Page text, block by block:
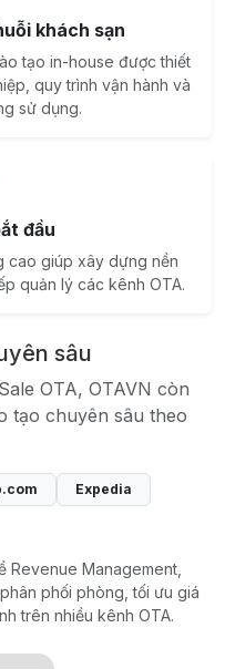
khách sạn
tạo in-house được thiết
quy trình vận hành và
sử dụng.
đầu
cao giúp xây dựng nền
quản lý các kênh OTA.
sâu
OTA, OTAVN còn
tạo chuyên sâu theo
Expedia
Management,
phối phòng, tối ưu giá
trên nhiều kênh OTA.